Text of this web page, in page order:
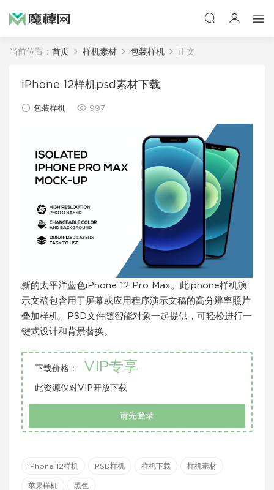
当前位置： 首页 样机素材 包装样机 正文
iPhone 12样机psd素材下载
包装样机 997
新的太平洋蓝色iPhone 12 Pro Max。此iphone样机演
示文稿包含用于屏幕或应用程序演示文稿的高分辨率照片
叠加样机。PSD文件随智能对象一起提供，可轻松进行一
键式设计和背景替换。
下载价格： VIP专享
此资源仅对VIP开放下载
请先登录
iPhone 12样机 PSD样机 样机下载 样机素材
苹果样机 黑色